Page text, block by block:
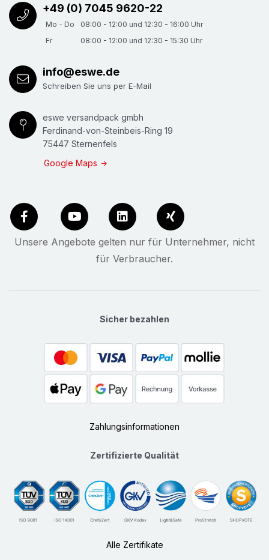
+49 (0) 7045 9620-22
Mo - Do
08:00 - 12:00 und 12:30 - 16:00 Uhr
Fr
08:00 - 12:00 und 12:30 - 15:30 Uhr
info@eswe.de
Schreiben Sie uns per E-Mail
eswe versandpack gmbh
Ferdinand-von-Steinbeis-Ring 19
75447 Sternenfels
Google Maps
Unsere Angebote gelten nur für Unternehmer, nicht
für Verbraucher.
Sicher bezahlen
Zahlungsinformationen
Zertifizierte Qualität
Alle Zertifikate